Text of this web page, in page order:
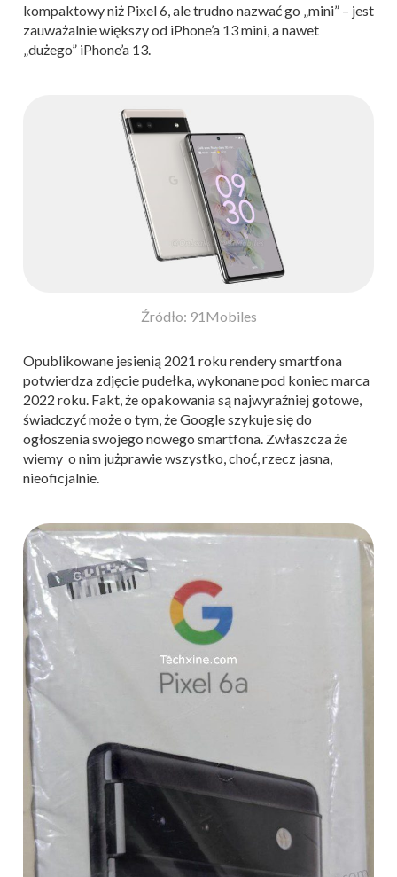
kompaktowy niż Pixel 6, ale trudno nazwać go „mini” – jest
zauważalnie większy od iPhone’a 13 mini, a nawet
„dużego” iPhone’a 13.
Źródło: 91Mobiles
Opublikowane jesienią 2021 roku rendery smartfona
potwierdza zdjęcie pudełka, wykonane pod koniec marca
2022 roku. Fakt, że opakowania są najwyraźniej gotowe,
świadczyć może o tym, że Google szykuje się do
ogłoszenia swojego nowego smartfona. Zwłaszcza że
wiemy o nim jużprawie wszystko, choć, rzecz jasna,
nieoficjalnie.